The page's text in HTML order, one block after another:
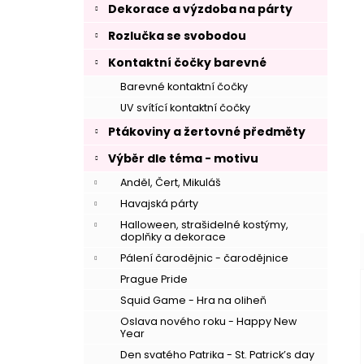
Dekorace a výzdoba na párty
Rozlučka se svobodou
Kontaktní čočky barevné
Barevné kontaktní čočky
UV svítící kontaktní čočky
Ptákoviny a žertovné předměty
Výběr dle téma - motivu
Anděl, Čert, Mikuláš
Havajská párty
Halloween, strašidelné kostýmy,
doplňky a dekorace
Pálení čarodějnic - čarodějnice
Prague Pride
Squid Game - Hra na oliheň
Oslava nového roku - Happy New
Year
Den svatého Patrika - St. Patrick’s day